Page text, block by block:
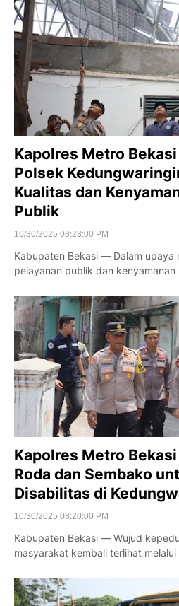
Kapolres Metro
Polsek
Kualitas dan
Publik
10/30/2025 08:23:00 PM
Kabupaten Bekasi — Dalam upaya
pelayanan publik dan
Kapolres Metro
Roda dan Sembako
Disabilitas di
10/30/2025 08:20:00 PM
Kabupaten Bekasi — Wujud
masyarakat kembali terlihat